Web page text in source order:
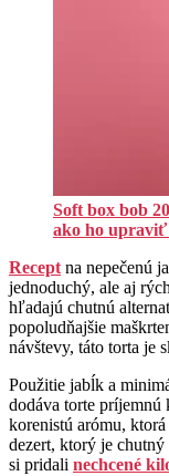
Soft box bob
ako ho upraviť
Receptna nepečenú
jednoduchý, ale aj
hľadajú chutnú
popoludňajšie
návštevy, táto torta je
Použitie jabĺk a
dodáva torte
korenistú arómu,
dezert, ktorý je chutný
si pridali nechcené